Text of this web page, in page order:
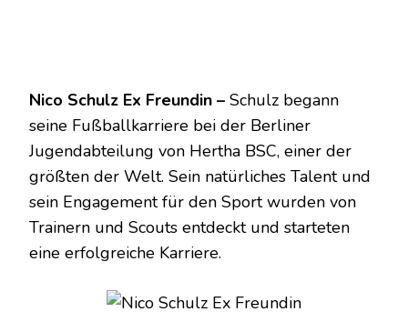
Nico Schulz Ex Freundin – Schulz begann
seine Fußballkarriere bei der Berliner
Jugendabteilung von Hertha BSC, einer der
größten der Welt. Sein natürliches Talent und
sein Engagement für den Sport wurden von
Trainern und Scouts entdeckt und starteten
eine erfolgreiche Karriere.